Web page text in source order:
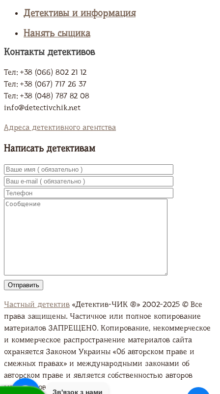
Детективы и информация
Нанять сыщика
Контакты детективов
Тел: +38 (066) 802 21 12
Тел: +38 (067) 717 26 37
Тел: +38 (048) 787 82 08
info@detectivchik.net
Адреса детективного агентства
Зв'язок з нами
Написать детективам
Частный детектив «Детектив-ЧИК ®» 2002-2025 © Все
права защищены. Частичное или полное копирование
материалов ЗАПРЕЩЕНО. Копирование, некоммерческое
и коммерческое распространение материалов сайта
охраняется Законом Украины «Об авторском праве и
смежных правах» и международными законами об
авторском праве и является собственностью авторов
материалов. Подробно